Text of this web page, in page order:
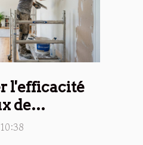
l'efficacité
de
intérieure